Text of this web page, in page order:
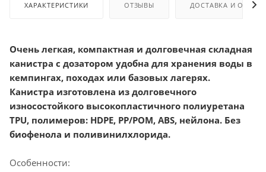
ХАРАКТЕРИСТИКИ ОТЗЫВЫ ДОСТАВКА И
Очень легкая, компактная и долговечная складная
канистра с дозатором удобна для хранения воды в
кемпингах, походах или базовых лагерях.
Канистра изготовлена из долговечного
износостойкого высокопластичного полиуретана
TPU, полимеров: HDPE, PP/POM, ABS, нейлона. Без
биофенола и поливинилхлорида.
Особенности: